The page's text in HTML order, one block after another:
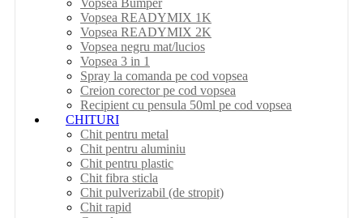
Vopsea Bumper
Vopsea READYMIX 1K
Vopsea READYMIX 2K
Vopsea negru mat/lucios
Vopsea 3 in 1
Spray la comanda pe cod vopsea
Creion corector pe cod vopsea
Recipient cu pensula 50ml pe cod vopsea
CHITURI
Chit pentru metal
Chit pentru aluminiu
Chit pentru plastic
Chit fibra sticla
Chit pulverizabil (de stropit)
Chit rapid